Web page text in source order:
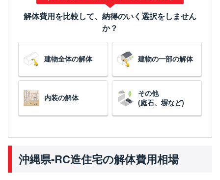
解体費用を比較して、納得のいく選択をしません
か？
建物全体の解体 建物の一部の解体
内装の解体
その他
(庭石、塀など)
沖縄県-RC造住宅の解体費用相場